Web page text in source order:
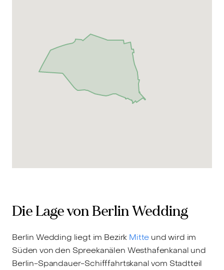
Die Lage von Berlin Wedding
Berlin Wedding liegt im Bezirk Mitte und wird im
Süden von den Spreekanälen Westhafenkanal und
Berlin-Spandauer-Schifffahrtskanal vom Stadtteil